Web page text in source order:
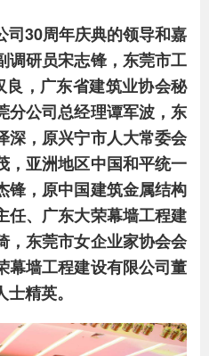
司30周年庆典的领导和嘉
调研员宋志锋，东莞市工
，广东省建筑业协会秘
分公司总经理谭军波，东
深，原兴宁市人大常委会
，亚洲地区中国和平统一
锋，原中国建筑金属结构
任、广东大荣幕墙工程建
，东莞市女企业家协会会
幕墙工程建设有限公司董
精英。